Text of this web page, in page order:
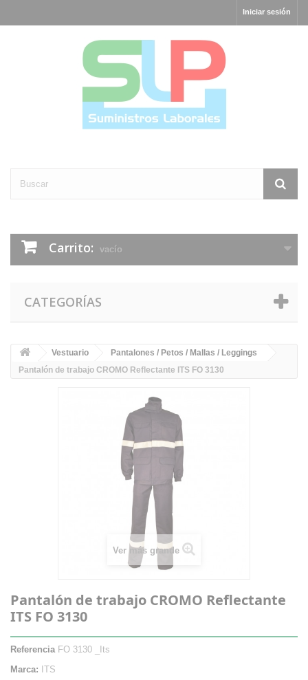
Iniciar sesión
Carrito: vacío
CATEGORÍAS
Vestuario
Pantalones / Petos / Mallas / Leggings
Pantalón de trabajo CROMO Reflectante ITS FO 3130
Ver más grande
Pantalón de trabajo CROMO Reflectante
ITS FO 3130
Referencia FO 3130 _Its
Marca: ITS